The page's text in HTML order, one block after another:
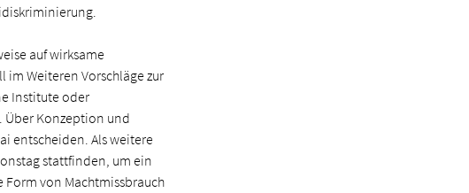
auf wirksame
Weiteren Vorschläge zur
Institute oder
Über Konzeption und
entscheiden. Als weitere
stattfinden, um ein
Form von Macht­missbrauch